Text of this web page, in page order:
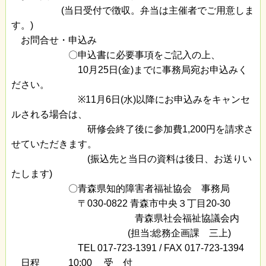
(当日受付で徴収。弁当は主催者でご用意しま
す。)
お問合せ・申込み
〇申込書に必要事項をご記入の上、
10月25日(金)までに事務局宛お申込みく
ださい。
※11月6日(水)以降にお申込みをキャンセ
ルされる場合は、
研修会終了後に参加費1,200円を請求さ
せていただきます。
(振込先と当日の資料は後日、お送りい
たします)
〇青森県知的障害者福祉協会 事務局
〒030-0822 青森市中央３丁目20-30
青森県社会福祉協議会内
(担当:総務企画課 三上)
TEL 017-723-1391 / FAX 017-723-1394
日程 10:00 受 付